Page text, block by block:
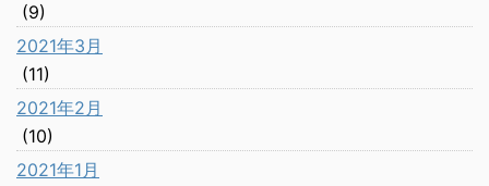
(9)
2021年3月
(11)
2021年2月
(10)
2021年1月